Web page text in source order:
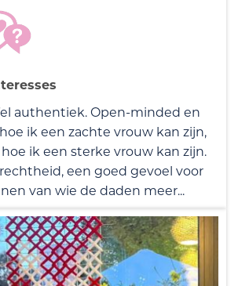
authentiek. Open-minded en
ik een zachte vrouw kan zijn,
ik een sterke vrouw kan zijn.
een goed gevoel voor
van wie de daden meer...